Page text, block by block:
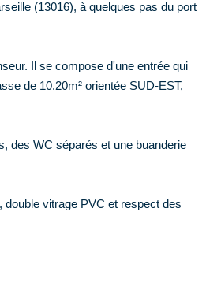
(13016), à quelques pas du port
Il se compose d'une entrée qui
de 10.20m² orientée SUD-EST,
des WC séparés et une buanderie
vitrage PVC et respect des